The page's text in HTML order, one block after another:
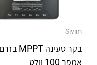
Sivim
אמפר 100 וולט